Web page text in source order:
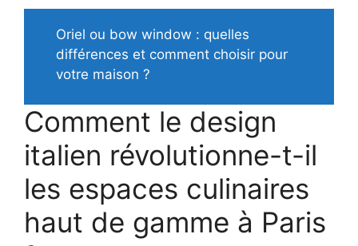
Oriel ou bow window : quelles
différences et comment choisir pour
votre maison ?
Comment le design
italien révolutionne-t-il
les espaces culinaires
haut de gamme à Paris